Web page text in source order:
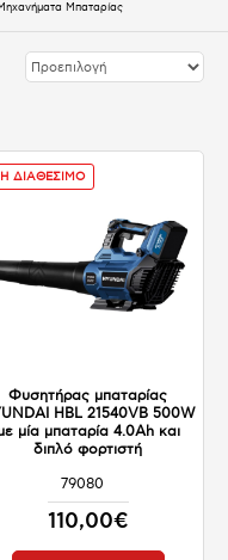
Μπαταρίας
ΔΙΑΘΕΣΙΜΟ
79080
Φυσητήρας μπαταρίας
HBL 21540VB 500W
μία μπαταρία 4.0Ah και
διπλό φορτιστή
110,00€